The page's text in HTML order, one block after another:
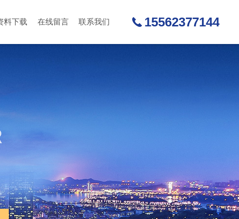
料下载 在线留言 联系我们 15562377144